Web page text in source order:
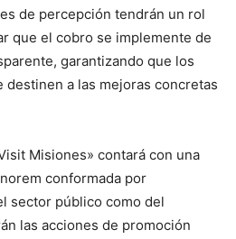
de percepción tendrán un rol
que el cobro se implemente de
garantizando que los
destinen a las mejoras concretas
Misiones» contará con una
conformada por
sector público como del
las acciones de promoción